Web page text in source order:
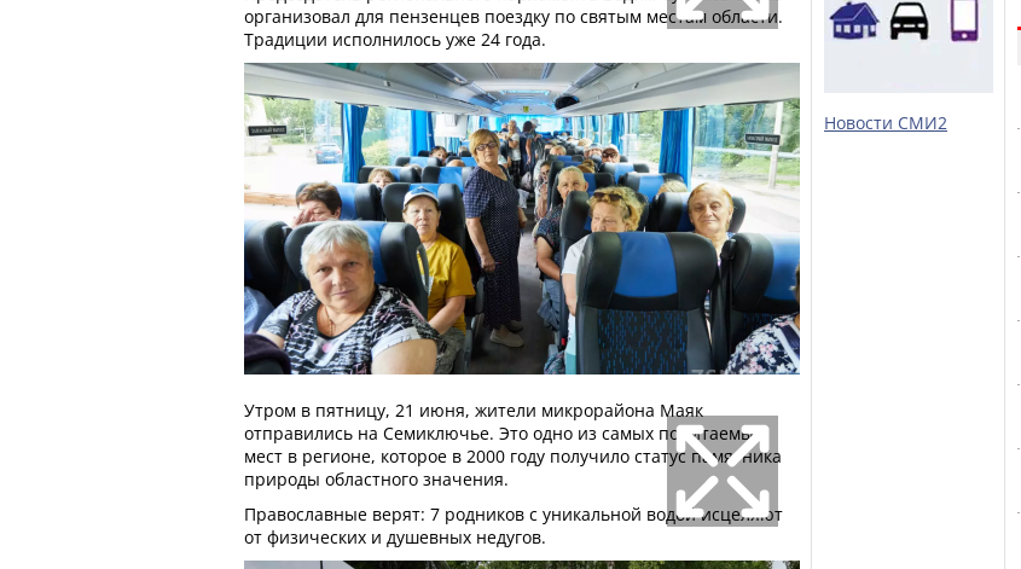
организовал для пензенцев поездку по святым местам области.
Традиции исполнилось уже 24 года.
Утром в пятницу, 21 июня, жители микрорайона Маяк
отправились на Семиключье. Это одно из самых почитаемых
мест в регионе, которое в 2000 году получило статус памятника
природы областного значения.
Православные верят: 7 родников с уникальной водой исцеляют
от физических и душевных недугов.
Новости СМИ2